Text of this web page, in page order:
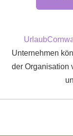
Unternehmen
der Organisation